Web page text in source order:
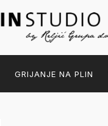
GRIJANJE NA PLIN